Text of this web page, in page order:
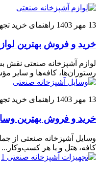
13 مهر 1403 راهنمای خرید
خرید و فروش بهترین
لوازم آشپزخانه صنعتی نقش
رستوران‌ها، کافه‌ها و سایر
13 مهر 1403 راهنمای خرید
خرید و فروش بهترین
وسایل آشپزخانه صنعتی از
کافه، هتل و یا هر کسب‌وکار...